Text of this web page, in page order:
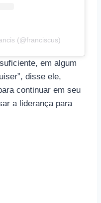
(@franciscus)
em algum
disse ele,
continuar em seu
a liderança para